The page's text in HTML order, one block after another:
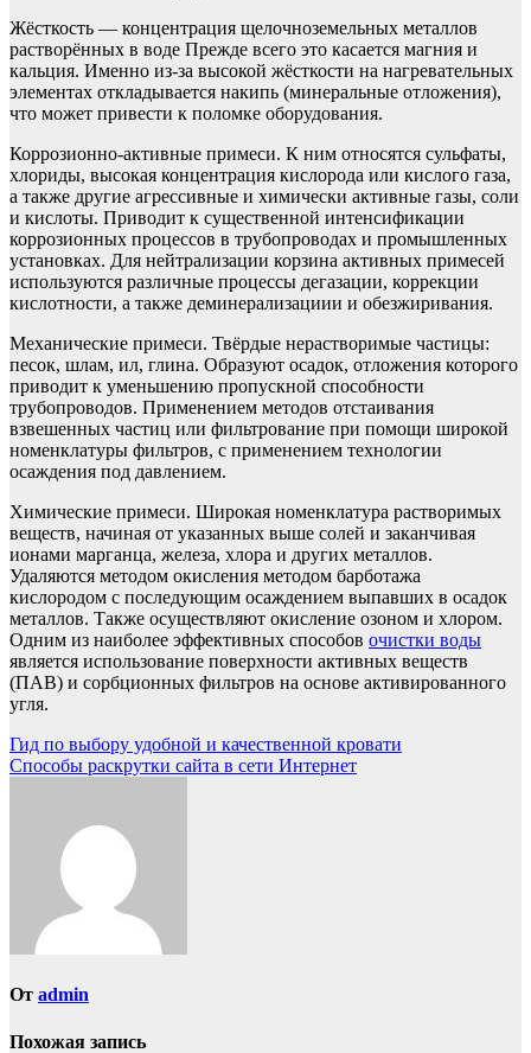
Жёсткость — концентрация щелочноземельных металлов
растворённых в воде Прежде всего это касается магния и
кальция. Именно из-за высокой жёсткости на нагревательных
элементах откладывается накипь (минеральные отложения),
что может привести к поломке оборудования.
Коррозионно-активные примеси. К ним относятся сульфаты,
хлориды, высокая концентрация кислорода или кислого газа,
а также другие агрессивные и химически активные газы, соли
и кислоты. Приводит к существенной интенсификации
коррозионных процессов в трубопроводах и промышленных
установках. Для нейтрализации корзина активных примесей
используются различные процессы дегазации, коррекции
кислотности, а также деминерализациии и обезжиривания.
Механические примеси. Твёрдые нерастворимые частицы:
песок, шлам, ил, глина. Образуют осадок, отложения которого
приводит к уменьшению пропускной способности
трубопроводов. Применением методов отстаивания
взвешенных частиц или фильтрование при помощи широкой
номенклатуры фильтров, с применением технологии
осаждения под давлением.
Химические примеси. Широкая номенклатура растворимых
веществ, начиная от указанных выше солей и заканчивая
ионами марганца, железа, хлора и других металлов.
Удаляются методом окисления методом барботажа
кислородом с последующим осаждением выпавших в осадок
металлов. Также осуществляют окисление озоном и хлором.
Одним из наиболее эффективных способов очистки воды
является использование поверхности активных веществ
(ПАВ) и сорбционных фильтров на основе активированного
угля.
Навигация
по
Гид по выбору удобной и качественной кровати
Способы раскрутки сайта в сети Интернет
От admin
Похожая запись